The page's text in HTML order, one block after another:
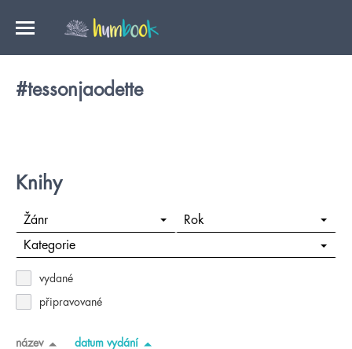
#tessonjaodette
Knihy
Žánr Rok
Kategorie
vydané
připravované
název datum vydání